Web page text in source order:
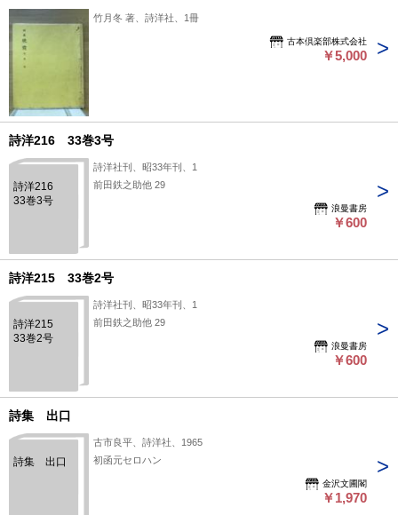
竹月冬 著、詩洋社、1冊
古本倶楽部株式会社
￥5,000
詩洋216 33巻3号
詩洋216
33巻3号
詩洋社刊、昭33年刊、1
前田鉄之助他 29
浪曼書房
￥600
詩洋215 33巻2号
詩洋215
33巻2号
詩洋社刊、昭33年刊、1
前田鉄之助他 29
浪曼書房
￥600
詩集 出口
詩集 出口
古市良平、詩洋社、1965
初函元セロハン
金沢文圃閣
￥1,970